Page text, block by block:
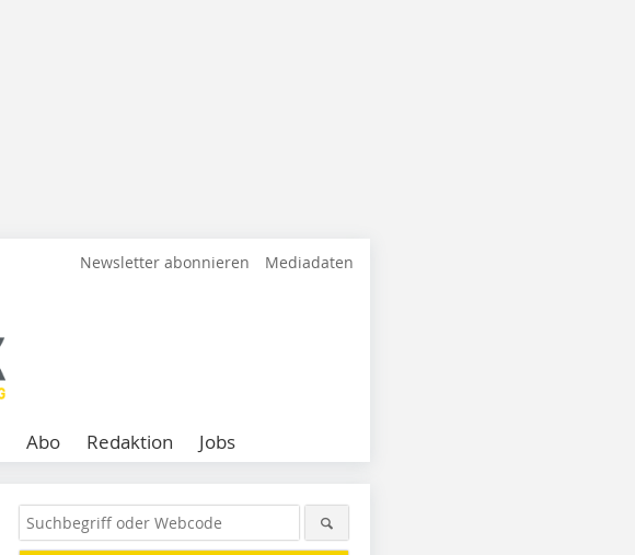
Newsletter abonnieren Mediadaten
Abo Redaktion Jobs